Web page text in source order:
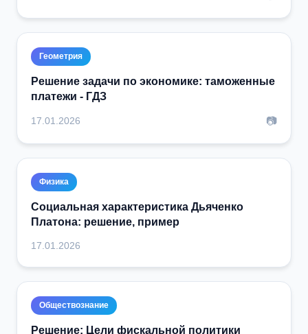
Геометрия
Решение задачи по экономике: таможенные
платежи - ГДЗ
17.01.2026 📷
Физика
Социальная характеристика Дьяченко
Платона: решение, пример
17.01.2026
Обществознание
Решение: Цели фискальной политики